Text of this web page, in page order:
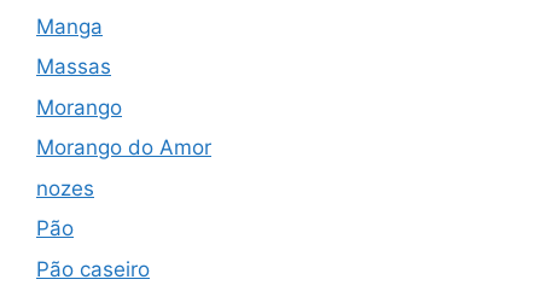
Manga
Massas
Morango
Morango do Amor
nozes
Pão
Pão caseiro